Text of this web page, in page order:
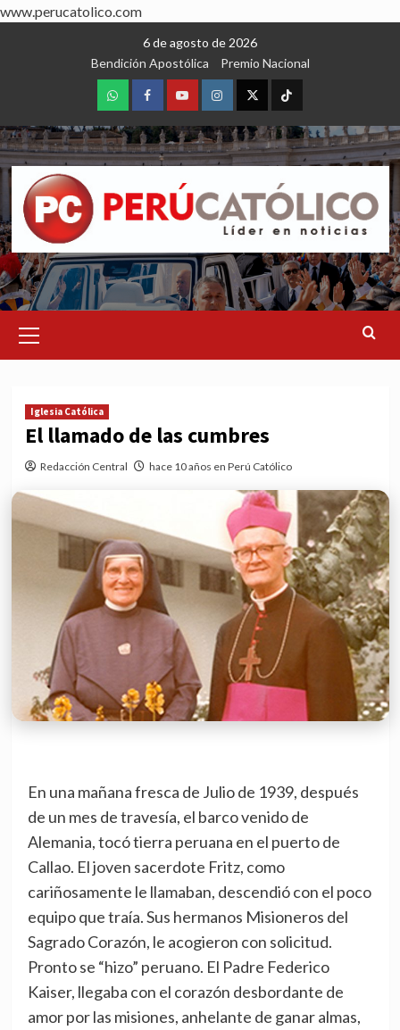
www.perucatolico.com
6 de agosto de 2026
Bendición Apostólica
Premio Nacional
WhatsAppFacebookYoutubeInstagram
X TikTok
Menu
Iglesia Católica
El llamado de las cumbres
Redacción Central hace 10 años en Perú Católico
En una mañana fresca de Julio de 1939, después
de un mes de travesía, el barco venido de
Alemania, tocó tierra peruana en el puerto de
Callao. El joven sacerdote Fritz, como
cariñosamente le llamaban, descendió con el poco
equipo que traía. Sus hermanos Misioneros del
Sagrado Corazón, le acogieron con solicitud.
Pronto se “hizo” peruano. El Padre Federico
Kaiser, llegaba con el corazón desbordante de
amor por las misiones, anhelante de ganar almas,